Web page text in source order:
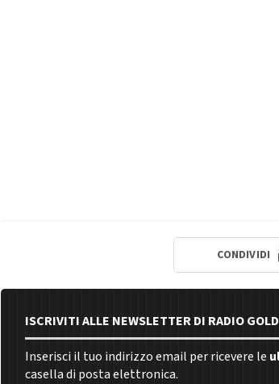
CONDIVIDI
ISCRIVITI ALLE NEWSLETTER DI RADIO GOLD
Inserisci il tuo indirizzo email per ricevere le
casella di posta elettronica.